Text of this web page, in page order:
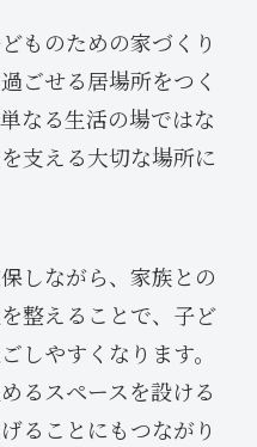
ものための家づくり
ごせる居場所をつく
なる生活の場ではな
支える大切な場所に
しながら、家族との
整えることで、子ど
しやすくなります。
るスペースを設ける
ることにもつながり